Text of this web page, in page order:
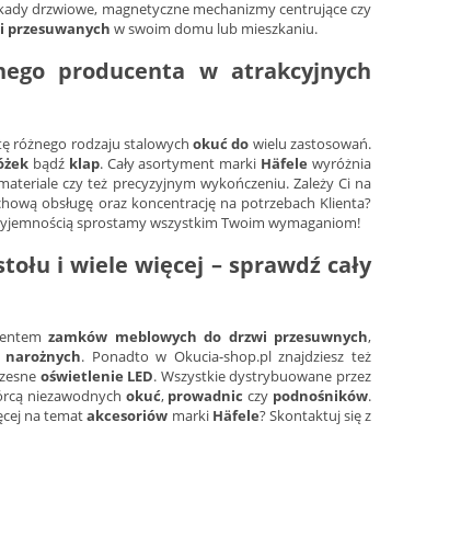
drzwiowe, magnetyczne mechanizmy centrujące czy
przesuwanych w swoim domu lub mieszkaniu.
producenta w atrakcyjnych
różnego rodzaju stalowychokuć do wielu zastosowań.
bądź klap. Cały asortyment marki Häfele wyróżnia
czy też precyzyjnym wykończeniu. Zależy Ci na
obsługę oraz koncentrację na potrzebach Klienta?
sprostamy wszystkim Twoim wymaganiom!
i wiele więcej – sprawdź cały
zamków meblowych do drzwi przesuwnych,
narożnych. Ponadto w Okucia-shop.pl znajdziesz też
oświetlenie LED. Wszystkie dystrybuowane przez
niezawodnych okuć, prowadnic czy podnośników.
na tematakcesoriów marki Häfele? Skontaktuj się z